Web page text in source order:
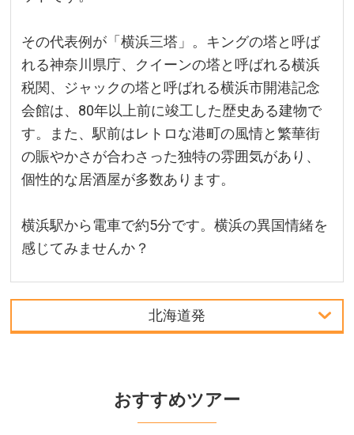
その代表例が「横浜三塔」。キングの塔と呼ば
れる神奈川県庁、クイーンの塔と呼ばれる横浜
税関、ジャックの塔と呼ばれる横浜市開港記念
会館は、80年以上前に竣工した歴史ある建物で
す。また、駅前はレトロな港町の風情と繁華街
の賑やかさが合わさった独特の雰囲気があり、
個性的な居酒屋が多数あります。
横浜駅から電車で約5分です。横浜の異国情緒を
感じてみませんか？
北海道発
関西発
北海道発
おすすめツアー